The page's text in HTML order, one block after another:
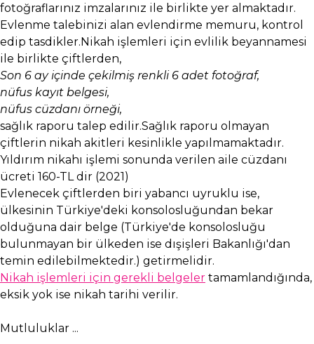
fotoğraflarınız imzalarınız ile birlikte yer almaktadır.
Evlenme talebinizi alan evlendirme memuru, kontrol
edip tasdikler.Nikah işlemleri için evlilik beyannamesi
ile birlikte çiftlerden,
Son 6 ay içinde çekilmiş renkli 6 adet fotoğraf,
nüfus kayıt belgesi,
nüfus cüzdanı örneği,
sağlık raporu talep edilir.Sağlık raporu olmayan
çiftlerin nikah akitleri kesinlikle yapılmamaktadır.
Yıldırım nikahı işlemi sonunda verilen aile cüzdanı
ücreti 160-TL dir (2021)
Evlenecek çiftlerden biri yabancı uyruklu ise,
ülkesinin Türkiye'deki konsolosluğundan bekar
olduğuna dair belge (Türkiye'de konsolosluğu
bulunmayan bir ülkeden ise dışişleri Bakanlığı'dan
temin edilebilmektedir.) getirmelidir.
Nikah işlemleri için gerekli belgeler tamamlandığında,
eksik yok ise nikah tarihi verilir.
Mutluluklar ...